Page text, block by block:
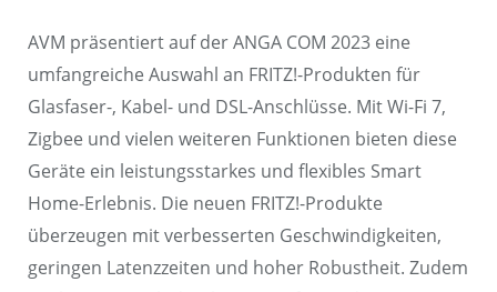
AVM präsentiert auf der ANGA COM 2023 eine
umfangreiche Auswahl an FRITZ!-Produkten für
Glasfaser-, Kabel- und DSL-Anschlüsse. Mit Wi-Fi 7,
Zigbee und vielen weiteren Funktionen bieten diese
Geräte ein leistungsstarkes und flexibles Smart
Home-Erlebnis. Die neuen FRITZ!-Produkte
überzeugen mit verbesserten Geschwindigkeiten,
geringen Latenzzeiten und hoher Robustheit. Zudem